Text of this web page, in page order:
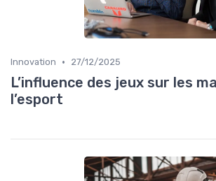
Innovation • 27/12/2025
L’influence des jeux sur les
l’esport